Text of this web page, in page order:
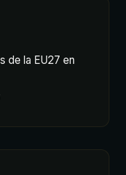
de la EU27 en